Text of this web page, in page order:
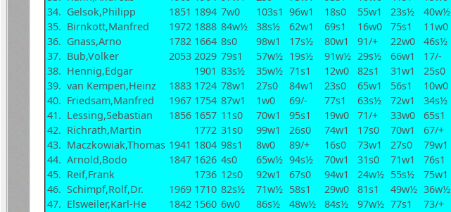
34. Gelsok,Philipp 1851 1894 7w0 103s1 96w1 18s0 55w1 23s½ 40w½
35. Birnkott,Manfred 1972 1888 84w½ 38s½ 62w1 69s1 16w0 75s1 11w0
36. Gnass,Arno 1782 1664 8s0 98w1 17s½ 80w1 91/+ 22w0 46s½
37. Bub,Volker 2053 2029 79s1 57w½ 19s½ 91w½ 29s½ 66w1 17/-
38. Hennig,Edgar 1901 83s½ 35w½ 71s1 12w0 82s1 31w1 25s0
39. van Kempen,Heinz 1883 1724 78w1 27s0 84w1 23s0 65w1 56s1 10w0
40. Friedsam,Manfred 1967 1754 87w1 1w0 69/- 77s1 63s½ 72w1 34s½
41. Lessing,Sebastian 1856 1657 11s0 70w1 95s1 19w0 71/+ 33w0 65s1
42. Richrath,Martin 1772 31s0 99w1 26s0 74w1 17s0 70w1 67/+
43. Maczkowiak,Thomas 1941 1804 98s1 8w0 89/+ 16s0 73w1 27s0 79w1
44. Arnold,Bodo 1847 1626 4s0 65w½ 94s½ 70w1 31s0 71w1 76s1
45. Reif,Frank 1736 12s0 92w1 67s0 94w1 24w½ 55s½ 75w1
46. Schimpf,Rolf,Dr. 1969 1710 82s½ 71w½ 58s1 29w0 81s1 49w½ 36w½
47. Elsweiler,Karl-He 1842 1560 6w0 86s½ 48w½ 84s½ 97w½ 77s1 73/+